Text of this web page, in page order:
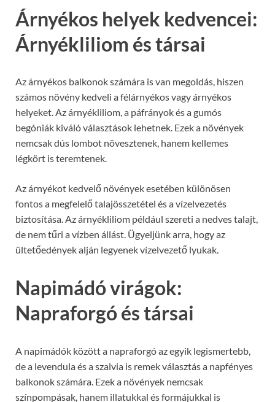
Árnyékos helyek kedvencei:
Árnyékliliom és társai
Az árnyékos balkonok számára is van megoldás, hiszen
számos növény kedveli a félárnyékos vagy árnyékos
helyeket. Az árnyékliliom, a páfrányok és a gumós
begóniák kiváló választások lehetnek. Ezek a növények
nemcsak dús lombot növesztenek, hanem kellemes
légkört is teremtenek.
Az árnyékot kedvelő növények esetében különösen
fontos a megfelelő talajösszetétel és a vízelvezetés
biztosítása. Az árnyékliliom például szereti a nedves talajt,
de nem tűri a vízben állást. Ügyeljünk arra, hogy az
ültetőedények alján legyenek vízelvezető lyukak.
Napimádó virágok:
Napraforgó és társai
A napimádók között a napraforgó az egyik legismertebb,
de a levendula és a szalvia is remek választás a napfényes
balkonok számára. Ezek a növények nemcsak
színpompásak, hanem illatukkal és formájukkal is